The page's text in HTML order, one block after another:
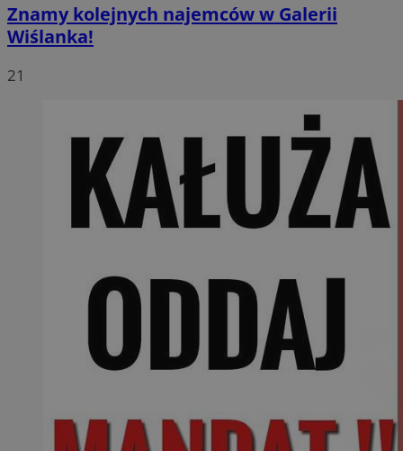
Znamy kolejnych najemców w Galerii
Wiślanka!
21